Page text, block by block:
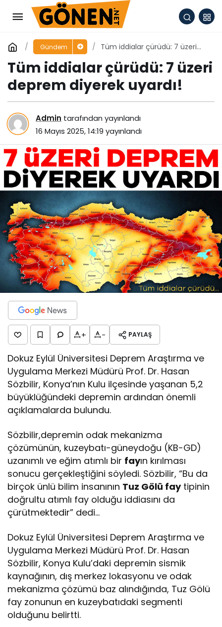
Gündem
Tüm iddialar çürüdü: 7 üzeri
Tüm iddialar çürüdü: 7 üzeri
deprem diyerek uyardı!
Admin tarafından yayınlandı
16 Mayıs 2025, 14:19 yayınlandı
+ - PAYLAŞ
Dokuz Eylül Üniversitesi Deprem Araştırma ve
Uygulama Merkezi Müdürü Prof. Dr. Hasan
Sözbilir, Konya’nın Kulu ilçesinde yaşanan 5,2
büyüklüğündeki depremin ardından önemli
açıklamalarda bulundu.
Sözbilir,depremin odak mekanizma
çözümünün, kuzeybatı-güneydoğu (KB-GD)
uzanımlı ve eğim atımlı bir fayın kırılması
sonucu gerçekleştiğini söyledi. Sözbilir, “Bu da
birçok ünlü bilim insanının Tuz Gölü faytipinin
doğrultu atımlı fay olduğu iddiasını da
çürütmektedir” dedi…
Dokuz Eylül Üniversitesi Deprem Araştırma ve
Uygulama Merkezi Müdürü Prof. Dr. Hasan
Sözbilir, Konya Kulu’daki depremin sismik
kaynağının, dış merkez lokasyonu ve odak
mekanizma çözümü baz alındığında, Tuz Gölü
fay zonunun en kuzeybatıdaki segmenti
olduğunu belirtti.